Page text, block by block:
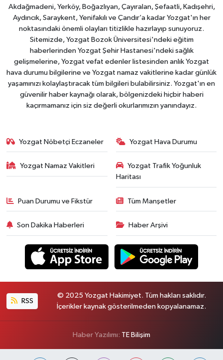
Akdağmadeni, Yerköy, Boğazlıyan, Çayıralan, Şefaatli, Kadışehri,
Aydıncık, Saraykent, Yenifakılı ve Çandır’a kadar Yozgat'ın her
noktasındaki önemli olayları titizlikle hazırlayıp sunuyoruz.
Sitemizde, Yozgat Bozok Üniversitesi'ndeki eğitim
haberlerinden Yozgat Şehir Hastanesi'ndeki sağlık
gelişmelerine, Yozgat vefat edenler listesinden anlık Yozgat
hava durumu bilgilerine ve Yozgat namaz vakitlerine kadar günlük
yaşamınızı kolaylaştıracak tüm bilgileri bulabilirsiniz. Yozgat'ın en
güvenilir haber kaynağı olarak, bölgenizdeki hiçbir haberi
kaçırmamanız için siz değerli okurlarımızın yanındayız.
Yozgat Nöbetçi Eczaneler Yozgat Hava Durumu
Yozgat Namaz Vakitleri
Yozgat Trafik Yoğunluk
Haritası
Puan Durumu ve Fikstür Tüm Manşetler
Son Dakika Haberleri Haber Arşivi
RSS
© 2025 Yozgat Hakimiyet. Tüm hakları saklıdır.
İçerikler kaynak gösterilmeden kopyalanamaz.
Haber Yazılımı: TE Bilişim